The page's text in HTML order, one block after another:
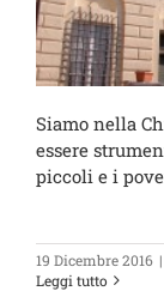
Siamo nella
essere
piccoli e i
19 Dicembre 2016 |
Leggi tutto